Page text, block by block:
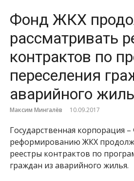
Фонд ЖКХ
рассматривать
контрактов по
переселения
аварийного
Максим Мингалёв 10.09.2017
Государственная корпорация
реформированию ЖКХ
реестры контрактов по
граждан из аварийного жилья.